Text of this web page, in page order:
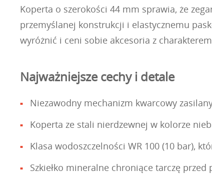
Koperta o szerokości 44 mm sprawia, że
przemyślanej konstrukcji i elastycznemu
wyróżnić i ceni sobie akcesoria z
Najważniejsze cechy i detale
Niezawodny mechanizm kwarcowy
Koperta ze stali nierdzewnej w kolorze
Klasa wodoszczelności WR 100 (10 bar),
Szkiełko mineralne chroniące tarczę